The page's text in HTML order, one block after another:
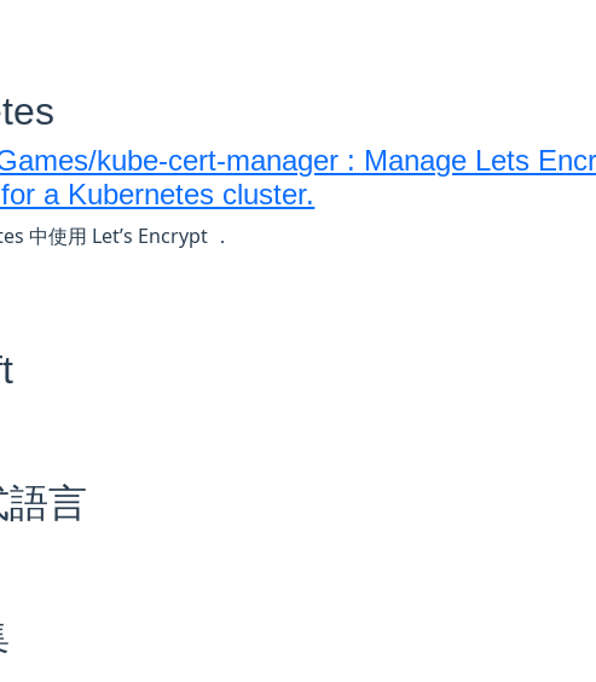
kube-cert-manager : Manage Lets
a Kubernetes cluster.
中使用 Let’s Encrypt ．
言